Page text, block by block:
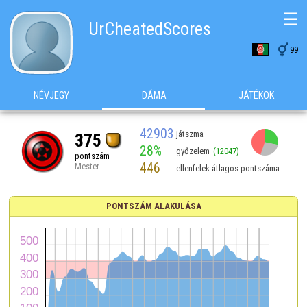
UrCheatedScores
 99
☰
NÉVJEGY DÁMA JÁTÉKOK
375
pontszám
Mester
42903 játszma
28% győzelem (12047)
446 ellenfelek átlagos pontszáma
PONTSZÁM ALAKULÁSA